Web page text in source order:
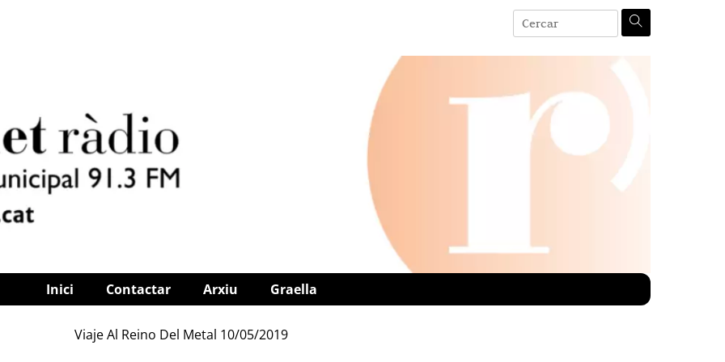
Inici Contactar Arxiu Graella
Viaje Al Reino Del Metal 10/05/2019